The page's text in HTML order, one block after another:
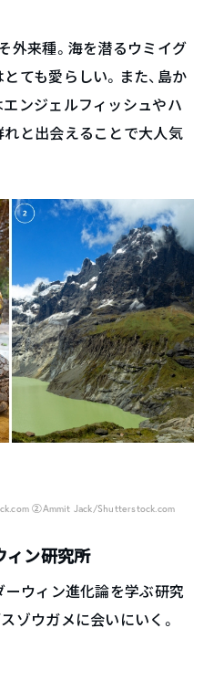
外来種。海を潜るウミイグ
ても愛らしい。また、島か
ンジェルフィッシュやハ
と出会えることで大人気
②Ammit Jack/Shutterstock.com
ン研究所
ーウィン進化論を学ぶ研究
ゾウガメに会いにいく。